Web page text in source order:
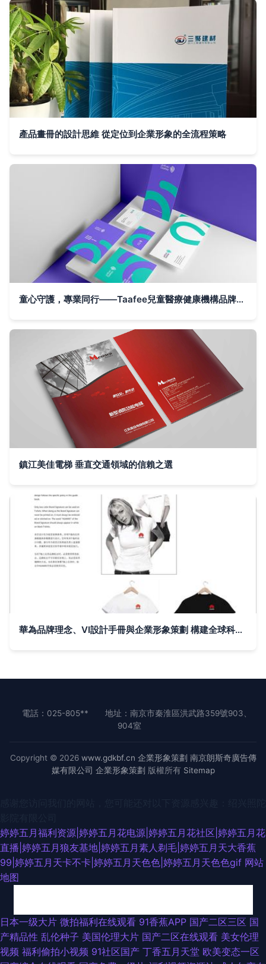
產品畫冊的設計思維 從定位到企業形象的全流程策略
童心守護，專業同行——Taafee兒童醫療健康機構品牌全案策劃與VI設計解讀
鎮江美佳電梯 垂直交通領域的信賴之選
華為品牌理念、VI設計手冊與企業形象策劃 構建全球科技領導者的視覺與精神內核
電話：025-805**
地址：南京市秦淮區洪武路359號903、
904室
Copyright © 2026 www.gdkbf.cn 企業形象策劃 南京朗斯奇廣告傳
媒有限公司 企業形象策劃 版權所有 Sitemap
婷婷五月福利资源|婷婷五月花电源|婷婷五月花社区|婷婷五月花
直播|婷婷五月狼友基地|婷婷五月素人剃毛|婷婷五月天大香蕉
99|婷婷五月天卡不卡|婷婷五月天色色|婷婷五月天色色gif 网站
地图
AV日韩另类TS 日韩无码A级片 欧美日韩七区 不卡精品久久 色五月激情综合
网 黄网站观看入口 91网站黄 91涩情 天天肏视频 国产成人内射 在线观看成
日本一级大片 微拍福利在线观看 91香蕉APP 国产二区三区 国
产精品性 乱伦种子 美国伦理大片 国产二区在线观看 美女伦理
视频 福利偷拍小视频 91社区国产 丁香五月天堂 欧美变态一区